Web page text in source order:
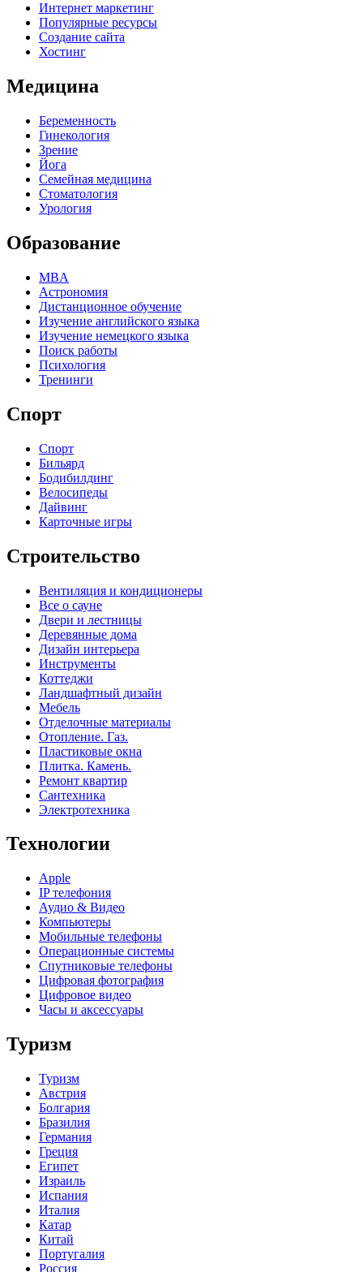
Интернет маркетинг
Популярные ресурсы
Создание сайта
Хостинг
Медицина
Беременность
Гинекология
Зрение
Йога
Семейная медицина
Стоматология
Урология
Образование
MBA
Астрономия
Дистанционное обучение
Изучение английского языка
Изучение немецкого языка
Поиск работы
Психология
Тренинги
Спорт
Спорт
Бильярд
Бодибилдинг
Велосипеды
Дайвинг
Карточные игры
Строительство
Вентиляция и кондиционеры
Все о сауне
Двери и лестницы
Деревянные дома
Дизайн интерьера
Инструменты
Коттеджи
Ландшафтный дизайн
Мебель
Отделочные материалы
Отопление. Газ.
Пластиковые окна
Плитка. Камень.
Ремонт квартир
Сантехника
Электротехника
Технологии
Apple
IP телефония
Аудио & Видео
Компьютеры
Мобильные телефоны
Операционные системы
Спутниковые телефоны
Цифровая фотография
Цифровое видео
Часы и аксессуары
Туризм
Туризм
Австрия
Болгария
Бразилия
Германия
Греция
Египет
Израиль
Испания
Италия
Катар
Китай
Португалия
Россия